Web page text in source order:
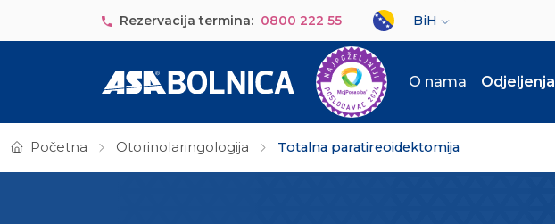
Rezervacija termina: 0800 222 55
Select your language
BiH
O nama Odjeljenja
Početna Otorinolaringologija Totalna paratireoidektomija